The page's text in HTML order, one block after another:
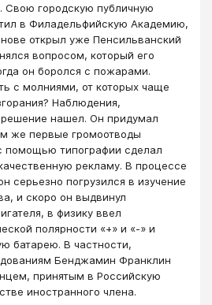
городскую публичную
в Филадельфийскую Академию,
открыл уже Пенсильванский
вопросом, который его
он боролся с пожарами.
с молниями, от которых чаще
Наблюдения,
нашел. Он придумал
же первые громоотводы
помощью типографии сделал
рекламу. В процессе
серьезно погрузился в изучение
и скоро он выдвинул
в физику ввел
полярности «+» и «-» и
батарею. В частности,
Бенджамин Франклин
принятым в Российскую
иностранного члена.